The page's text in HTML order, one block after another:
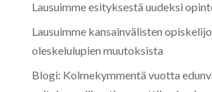
Lausuimme esityksestä uudeksi
Lausuimme kansainvälisten
oleskelulupien muutoksista
Blogi: Kolmekymmentä vuotta